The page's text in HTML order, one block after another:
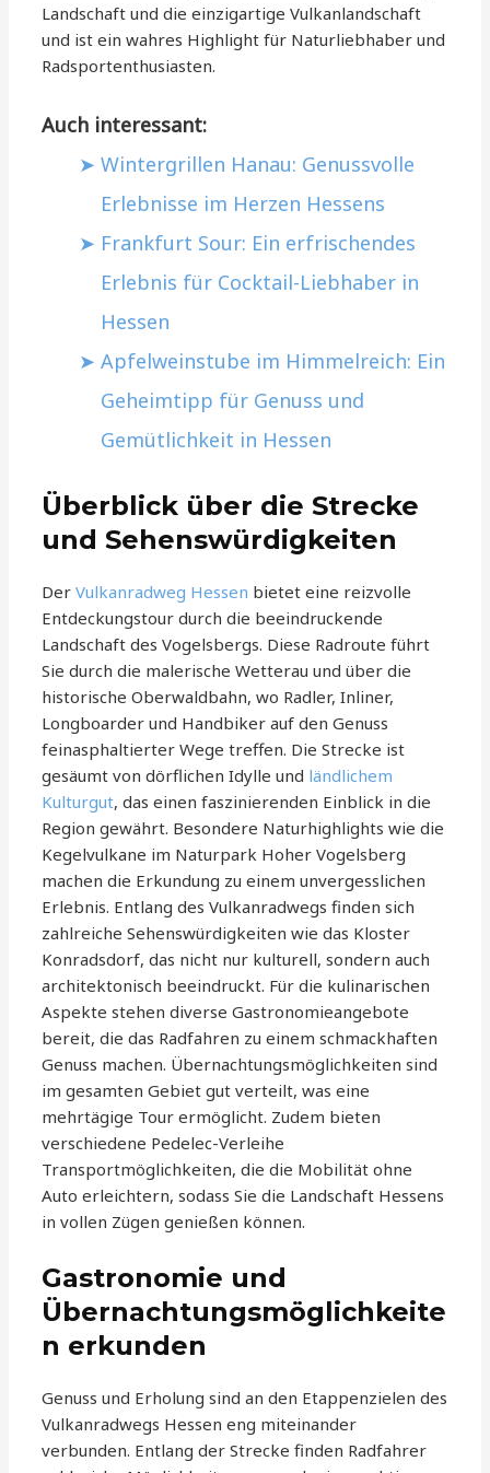
Landschaft und die einzigartige Vulkanlandschaft
und ist ein wahres Highlight für Naturliebhaber und
Radsportenthusiasten.
Auch interessant:
Wintergrillen Hanau: Genussvolle
Erlebnisse im Herzen Hessens
Frankfurt Sour: Ein erfrischendes
Erlebnis für Cocktail-Liebhaber in
Hessen
Apfelweinstube im Himmelreich: Ein
Geheimtipp für Genuss und
Gemütlichkeit in Hessen
Überblick über die Strecke
und Sehenswürdigkeiten
DerVulkanradweg Hessen bietet eine reizvolle
Entdeckungstour durch die beeindruckende
Landschaft des Vogelsbergs. Diese Radroute führt
Sie durch die malerische Wetterau und über die
historische Oberwaldbahn, wo Radler, Inliner,
Longboarder und Handbiker auf den Genuss
feinasphaltierter Wege treffen. Die Strecke ist
gesäumt von dörflichen Idylle und ländlichem
Kulturgut, das einen faszinierenden Einblick in die
Region gewährt. Besondere Naturhighlights wie die
Kegelvulkane im Naturpark Hoher Vogelsberg
machen die Erkundung zu einem unvergesslichen
Erlebnis. Entlang des Vulkanradwegs finden sich
zahlreiche Sehenswürdigkeiten wie das Kloster
Konradsdorf, das nicht nur kulturell, sondern auch
architektonisch beeindruckt. Für die kulinarischen
Aspekte stehen diverse Gastronomieangebote
bereit, die das Radfahren zu einem schmackhaften
Genuss machen. Übernachtungsmöglichkeiten sind
im gesamten Gebiet gut verteilt, was eine
mehrtägige Tour ermöglicht. Zudem bieten
verschiedene Pedelec-Verleihe
Transportmöglichkeiten, die die Mobilität ohne
Auto erleichtern, sodass Sie die Landschaft Hessens
in vollen Zügen genießen können.
Gastronomie und
Übernachtungsmöglichkeite
n erkunden
Genuss und Erholung sind an den Etappenzielen des
Vulkanradwegs Hessen eng miteinander
verbunden. Entlang der Strecke finden Radfahrer